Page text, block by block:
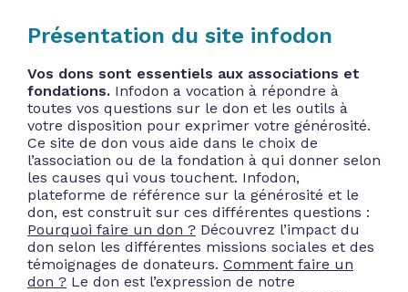
Présentation du site infodon
Vos dons sont essentiels aux associations et
fondations. Infodon a vocation à répondre à
toutes vos questions sur le don et les outils à
votre disposition pour exprimer votre générosité.
Ce site de don vous aide dans le choix de
l’association ou de la fondation à qui donner selon
les causes qui vous touchent. Infodon,
plateforme de référence sur la générosité et le
don, est construit sur ces différentes questions :
Pourquoi faire un don ? Découvrez l’impact du
don selon les différentes missions sociales et des
témoignages de donateurs. Comment faire un
don ? Le don est l’expression de notre